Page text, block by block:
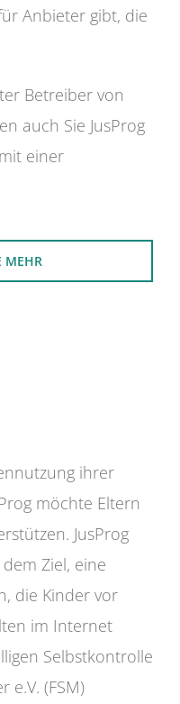
Anbieter gibt, die
Betreiber von
auch Sie JusProg
einer
MEHR
ihrer
möchte Eltern
JusProg
Ziel, eine
die Kinder vor
im Internet
Selbstkontrolle
e.V. (FSM)